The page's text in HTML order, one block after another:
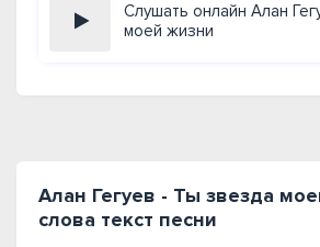
Слушать онлайн Алан
моей жизни
Алан Гегуев - Ты звезда
слова текст песни